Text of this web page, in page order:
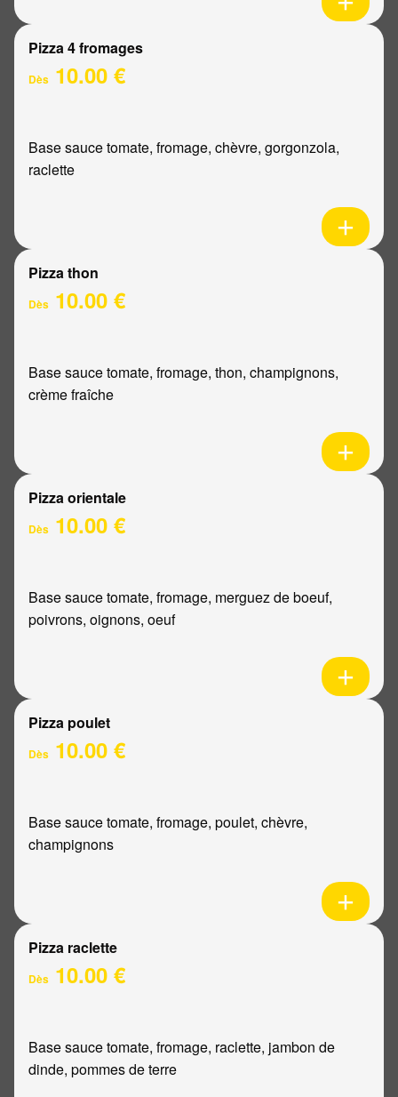
Pizza 4 fromages
Dès 10.00 €
Base sauce tomate, fromage, chèvre, gorgonzola,
raclette
Pizza thon
Dès 10.00 €
Base sauce tomate, fromage, thon, champignons,
crème fraîche
Pizza orientale
Dès 10.00 €
Base sauce tomate, fromage, merguez de boeuf,
poivrons, oignons, oeuf
Pizza poulet
Dès 10.00 €
Base sauce tomate, fromage, poulet, chèvre,
champignons
Pizza raclette
Dès 10.00 €
Base sauce tomate, fromage, raclette, jambon de
dinde, pommes de terre